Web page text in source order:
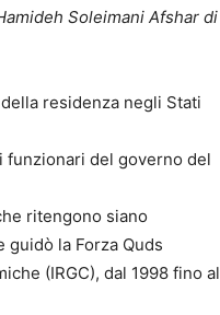
Soleimani Afshar di
funzionari del governo del
ritengono siano
la Forza Quds
(IRGC), dal 1998 fino al